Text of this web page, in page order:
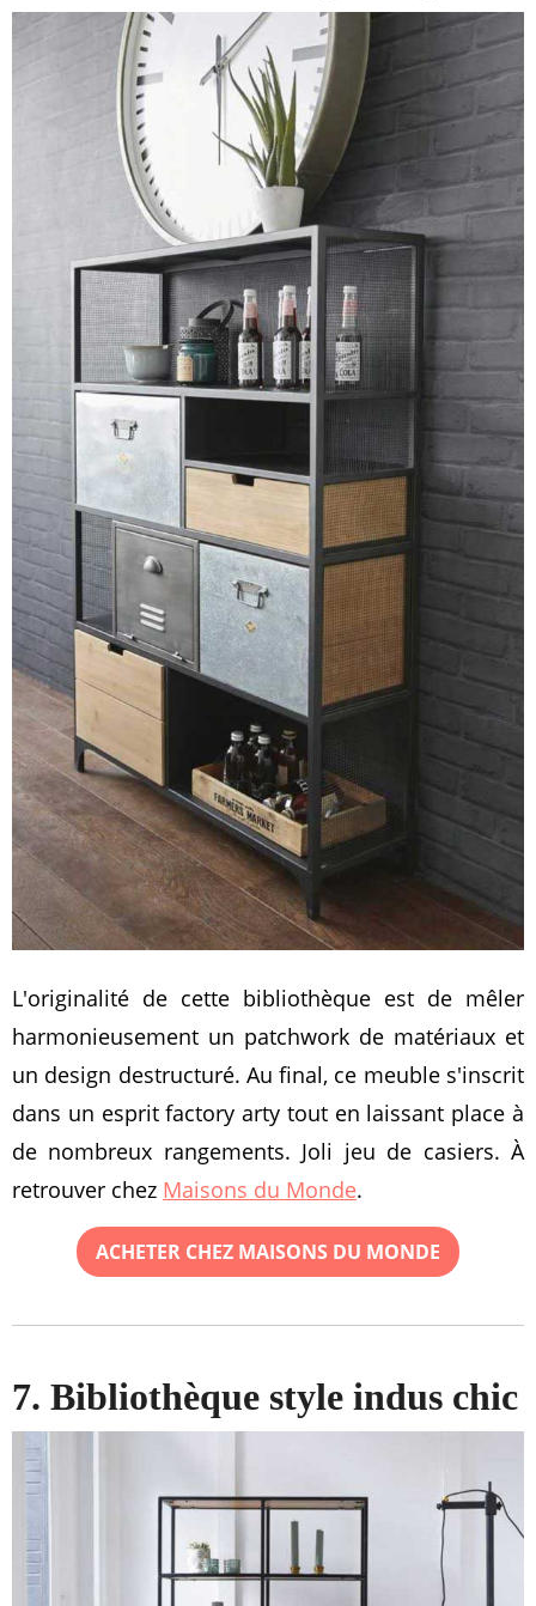
L'originalité de cette bibliothèque est de mêler
harmonieusement un patchwork de matériaux et
un design destructuré. Au final, ce meuble s'inscrit
dans un esprit factory arty tout en laissant place à
de nombreux rangements. Joli jeu de casiers. À
retrouver chez Maisons du Monde.
ACHETER CHEZ MAISONS DU MONDE
7. Bibliothèque style indus chic